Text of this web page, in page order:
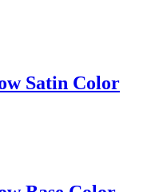
Satin Color